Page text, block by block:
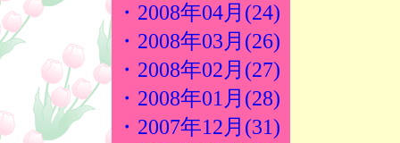
・2008年04月(24)
・2008年03月(26)
・2008年02月(27)
・2008年01月(28)
・2007年12月(31)